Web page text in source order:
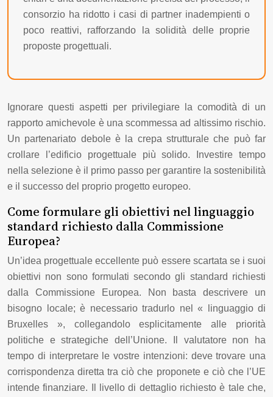
consorzio ha ridotto i casi di partner inadempienti o
poco reattivi, rafforzando la solidità delle proprie
proposte progettuali.
Ignorare questi aspetti per privilegiare la comodità di un
rapporto amichevole è una scommessa ad altissimo rischio.
Un partenariato debole è la crepa strutturale che può far
crollare l’edificio progettuale più solido. Investire tempo
nella selezione è il primo passo per garantire la sostenibilità
e il successo del proprio progetto europeo.
Come formulare gli obiettivi nel linguaggio
standard richiesto dalla Commissione
Europea?
Un’idea progettuale eccellente può essere scartata se i suoi
obiettivi non sono formulati secondo gli standard richiesti
dalla Commissione Europea. Non basta descrivere un
bisogno locale; è necessario tradurlo nel « linguaggio di
Bruxelles », collegandolo esplicitamente alle priorità
politiche e strategiche dell’Unione. Il valutatore non ha
tempo di interpretare le vostre intenzioni: deve trovare una
corrispondenza diretta tra ciò che proponete e ciò che l’UE
intende finanziare. Il livello di dettaglio richiesto è tale che,